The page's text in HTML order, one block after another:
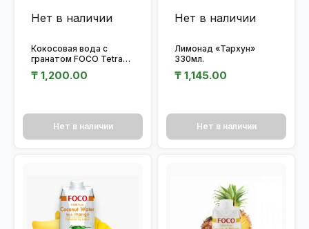
Нет в наличии
Кокосовая вода с
гранатом FOCO Tetra
₸ 1,200.00
Нет в наличии
Нет в наличии
Лимонад «Тархун»
330мл.
₸ 1,145.00
Нет в наличии